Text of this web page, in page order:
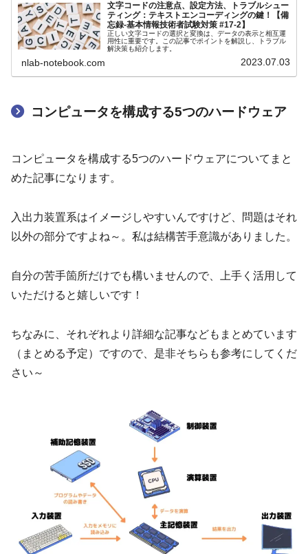
文字コードの注意点、設定方法、トラブルシュー
ティング：テキストエンコーディングの鍵！【備
忘録-基本情報技術者試験対策 #17-2】
正しい文字コードの選択と変換は、データの表示と相互運
用性に重要です。この記事でポイントを解説し、トラブル
解決策も紹介します。
nlab-notebook.com 2023.07.03
コンピュータを構成する5つのハードウェア
コンピュータを構成する5つのハードウェアについてまと
めた記事になります。
入出力装置系はイメージしやすいんですけど、問題はそれ
以外の部分ですよね～。私は結構苦手意識がありました。
自分の苦手箇所だけでも構いませんので、上手く活用して
いただけると嬉しいです！
ちなみに、それぞれより詳細な記事などもまとめています
（まとめる予定）ですので、是非そちらも参考にしてくだ
さい～